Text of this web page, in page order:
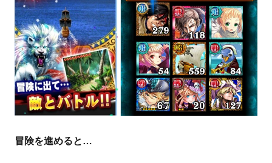
冒険を進めると…